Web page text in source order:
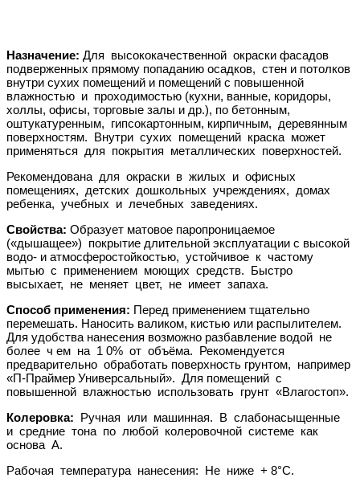
Назначение: Для высококачественной окраски фасадов
подверженных прямому попаданию осадков, стен и потолков
внутри сухих помещений и помещений с повышенной
влажностью и проходимостью (кухни, ванные, коридоры,
холлы, офисы, торговые залы и др.), по бетонным,
оштукатуренным, гипсокартонным, кирпичным, деревянным
поверхностям. Внутри сухих помещений краска может
применяться для покрытия металлических поверхностей.
Рекомендована для окраски в жилых и офисных
помещениях, детских дошкольных учреждениях, домах
ребенка, учебных и лечебных заведениях.
Свойства: Образует матовое паропроницаемое
(«дышащее») покрытие длительной эксплуатации с высокой
водо- и атмосферостойкостью, устойчивое к частому
мытью с применением моющих средств. Быстро
высыхает, не меняет цвет, не имеет запаха.
Способ применения: Перед применением тщательно
перемешать. Наносить валиком, кистью или распылителем.
Для удобства нанесения возможно разбавление водой не
более ч ем на 1 0% от объёма. Рекомендуется
предварительно обработать поверхность грунтом, например
«П-Праймер Универсальный». Для помещений с
повышенной влажностью использовать грунт «Влагостоп».
Колеровка: Ручная или машинная. В слабонасыщенные
и средние тона по любой колеровочной системе как
основа А.
Рабочая температура нанесения: Не ниже + 8°С.